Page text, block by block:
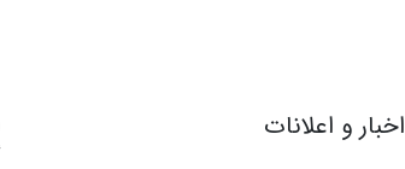
اخبار و اعلانات